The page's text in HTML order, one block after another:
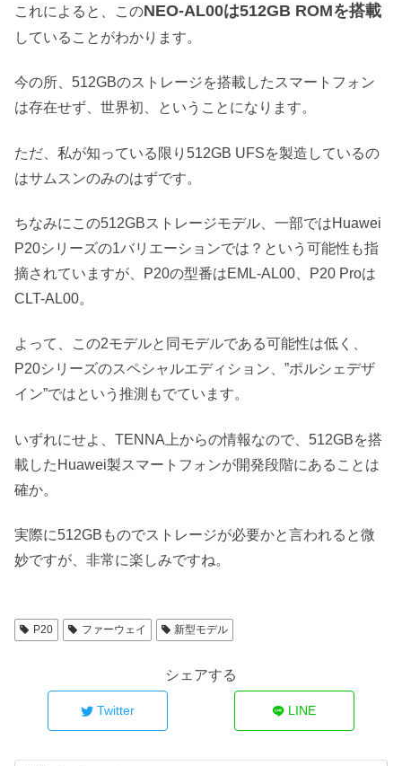
これによると、このNEO-AL00は512GB ROMを搭載
していることがわかります。
今の所、512GBのストレージを搭載したスマートフォン
は存在せず、世界初、ということになります。
ただ、私が知っている限り512GB UFSを製造しているの
はサムスンのみのはずです。
ちなみにこの512GBストレージモデル、一部ではHuawei
P20シリーズの1バリエーションでは？という可能性も指
摘されていますが、P20の型番はEML-AL00、P20 Proは
CLT-AL00。
よって、この2モデルと同モデルである可能性は低く、
P20シリーズのスペシャルエディション、”ポルシェデザ
イン”ではという推測もでています。
いずれにせよ、TENNA上からの情報なので、512GBを搭
載したHuawei製スマートフォンが開発段階にあることは
確か。
実際に512GBものでストレージが必要かと言われると微
妙ですが、非常に楽しみですね。
P20 ファーウェイ 新型モデル
シェアする
Twitter LINE